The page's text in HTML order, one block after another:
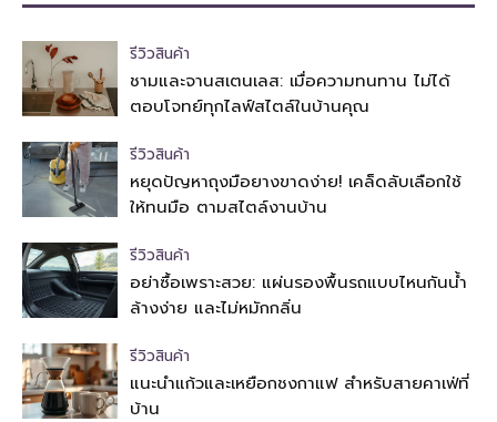
รีวิวสินค้า
ชามและจานสเตนเลส: เมื่อความทนทาน ไม่ได้
ตอบโจทย์ทุกไลฟ์สไตล์ในบ้านคุณ
รีวิวสินค้า
หยุดปัญหาถุงมือยางขาดง่าย! เคล็ดลับเลือกใช้
ให้ทนมือ ตามสไตล์งานบ้าน
รีวิวสินค้า
อย่าซื้อเพราะสวย: แผ่นรองพื้นรถแบบไหนกันน้ำ
ล้างง่าย และไม่หมักกลิ่น
รีวิวสินค้า
แนะนำแก้วและเหยือกชงกาแฟ สำหรับสายคาเฟ่ที่
บ้าน